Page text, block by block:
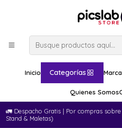
Inicio Categorías
Quienes Somos
🚛​ Despacho Gratis | Por compras
Stand & Maletas)